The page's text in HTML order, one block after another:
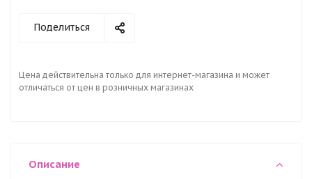
Поделиться
Цена действительна только для интернет-магазина и может
отличаться от цен в розничных магазинах
Описание